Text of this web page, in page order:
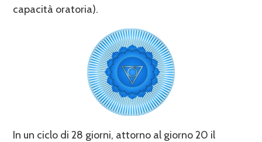
capacità oratoria).
In un ciclo di 28 giorni, attorno al giorno 20 il